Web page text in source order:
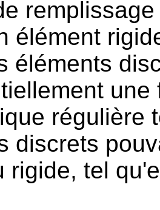
élément
éléments
une
régulière
discrets
rigide, tel